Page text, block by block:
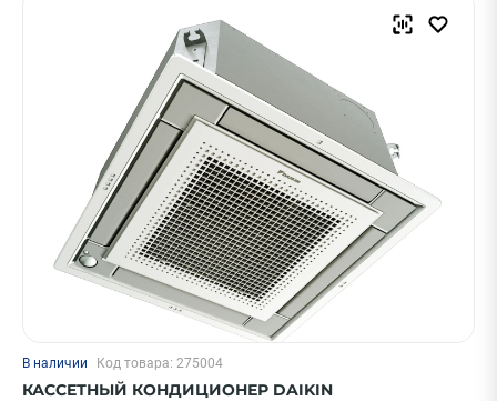
В наличии Код товара: 275004
КАССЕТНЫЙ КОНДИЦИОНЕР DAIKIN